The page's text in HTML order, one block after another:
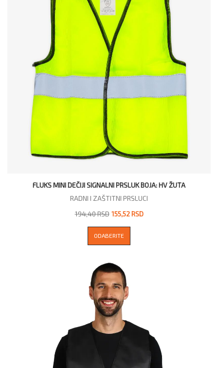
FLUKS MINI DEČIJI SIGNALNI PRSLUK BOJA: HV ŽUTA
RADNI I ZAŠTITNI PRSLUCI
194,40 RSD 155,52 RSD
ODABERITE